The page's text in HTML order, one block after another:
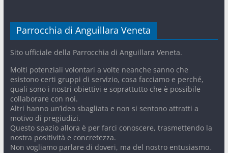
Parrocchia di Anguillara Veneta
Sito ufficiale della Parrocchia di Anguillara Veneta.
Molti potenziali volontari a volte neanche sanno che
esistono certi gruppi di servizio, cosa facciamo e perché,
quali sono i nostri obiettivi e soprattutto che è possibile
collaborare con noi.
Altri hanno un’idea sbagliata e non si sentono attratti a
motivo di pregiudizi.
Questo spazio allora è per farci conoscere, trasmettendo la
nostra positività e concretezza.
Non vogliamo parlare di doveri, ma del nostro entusiasmo.